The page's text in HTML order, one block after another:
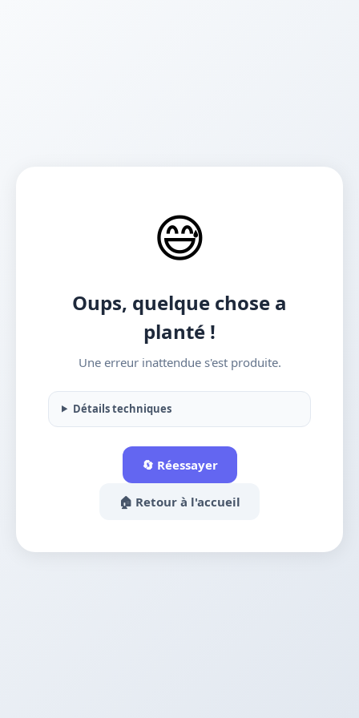
😅
Oups, quelque chose a
planté !
Une erreur inattendue s'est produite.
Détails techniques
🔄 Réessayer
🏠 Retour à l'accueil